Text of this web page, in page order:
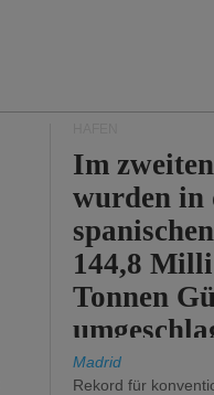
Im
wurden in
144,8
Tonnen
%).
Madrid
Rekord für